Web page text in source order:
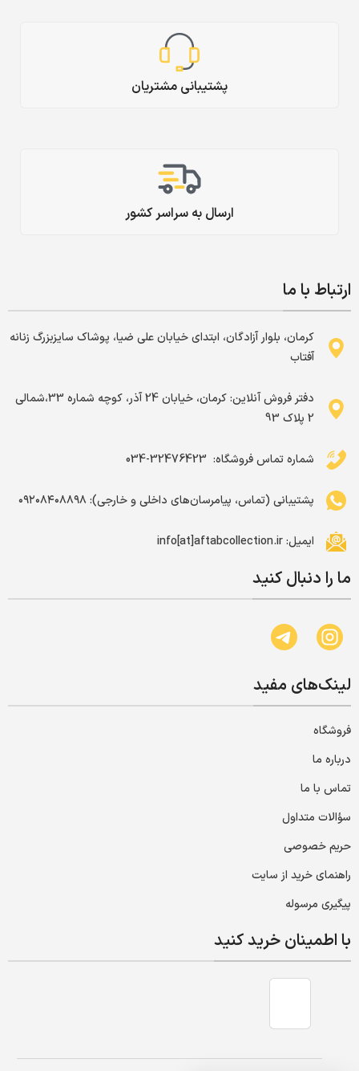
پشتیبانی مشتریان
ارسال به سراسر کشور
ارتباط با ما
کرمان، بلوار آزادگان، ابتدای خیابان علی ضیا، پوشاک سایزبزرگ زنانه
آفتاب
دفتر فروش آنلاین: کرمان، خیابان 24 آذر، کوچه شماره 33،شمالی
2 پلاک 93
شماره تماس فروشگاه: ‌ 32476423-034
پشتیبانی (تماس، پیامرسان‌های داخلی و خارجی): ۰۹۲۰۸۴۰۸۸۹۸
ایمیل: info[at]aftabcollection.ir
ما را دنبال کنید
لینک‌های مفید
فروشگاه
درباره ما
تماس با ما
سؤالات متداول
حریم خصوصی
راهنمای خرید از سایت
پیگیری مرسوله
با اطمینان خرید کنید